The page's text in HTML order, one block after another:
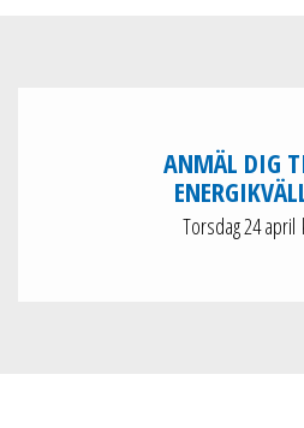
ANMÄL DIG
Torsdag 24 april